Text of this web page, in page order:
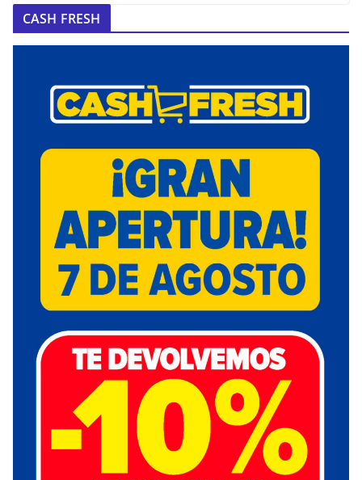
CASH FRESH